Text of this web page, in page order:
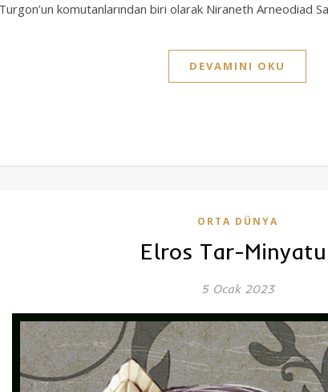
komutanlarından biri olarak Niraneth Arneodiad
DEVAMINI OKU
ORTA DÜNYA
Elros Tar-
5 Ocak 2023